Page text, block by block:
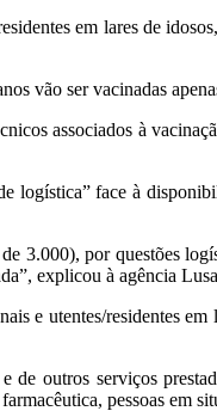
em lares de
vão ser vacinadas
associados à
logística” face à
3.000), por questões
explicou à agência
e utentes/residentes
outros serviços
pessoas em